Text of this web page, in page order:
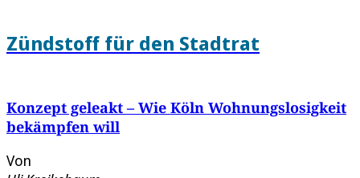
Zündstoff für den Stadtrat
Konzept geleakt – Wie Köln Wohnungslosigkeit
bekämpfen will
Von